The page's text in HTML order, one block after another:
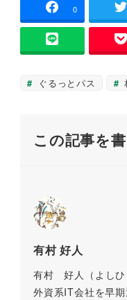
ン
ド
ウ
き
e
b
o
o
er l
0
ぐるっとパス
この記事を
有村 好人
有村 好人（よしひ
外資系IT会社を早